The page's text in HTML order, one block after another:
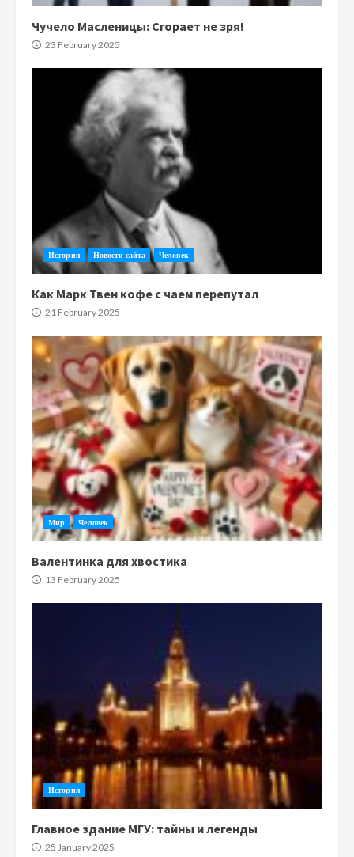
Чучело Масленицы: Сгорает не зря!
23 February 2025
История Новости сайта Человек
Как Марк Твен кофе с чаем перепутал
21 February 2025
Мир Человек
Валентинка для хвостика
13 February 2025
История
Главное здание МГУ: тайны и легенды
25 January 2025